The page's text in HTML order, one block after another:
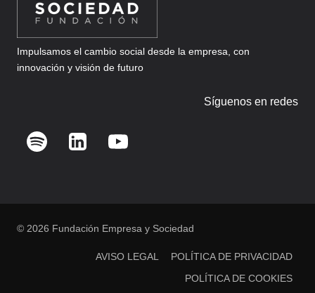
Impulsamos el cambio social desde la empresa, con
innovación y visión de futuro
Síguenos en redes
© 2026 Fundación Empresa y Sociedad
AVISO LEGAL
POLÍTICA DE PRIVACIDAD
POLÍTICA DE COOKIES